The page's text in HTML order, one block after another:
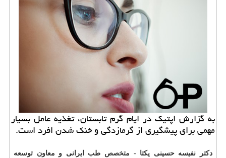
به گزارش اپتیك در ایام گرم تابستان، تغذیه عامل بسیار
مهمی برای پیشگیری از گرمازدگی و خنك شدن افرد است.
دكتر نفیسه حسینی یكتا - متخصص طب ایرانی و معاون توسعه